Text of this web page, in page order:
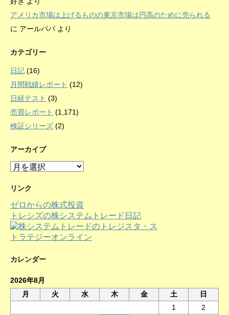
アメリカ市場は上げるものの東京市場は円高のために売られる
に アールパパ より
カテゴリー
日記 (16)
月間戦績レポート (12)
日経テスト (3)
売買レポート (1,171)
検証シリーズ (2)
アーカイブ
ア
カ
ブ
リンク
ゼロからの株式投資
トレシズの株システムトレード日記
カレンダー
2026年8月
月
火 水 木 金 土
日
1
2